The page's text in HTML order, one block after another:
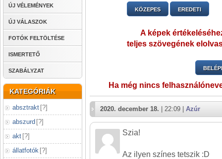
ÚJ VÉLEMÉNYEK
ÚJ VÁLASZOK
FOTÓK FELTÖLTÉSE
ISMERTETŐ
SZABÁLYZAT
KATEGÓRIÁK
absztrakt [?]
abszurd [?]
akt [?]
állatfotók [?]
KÖZEPES EREDETI
A képek
teljes szövegének
Ha még nincs
2020. december 18. | 22:09 | Azúr
Szia!
Az ilyen színes tetszik :D